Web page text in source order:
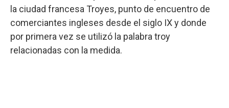
la ciudad francesa Troyes, punto de encuentro de
comerciantes ingleses desde el siglo IX y donde
por primera vez se utilizó la palabra troy
relacionadas con la medida.